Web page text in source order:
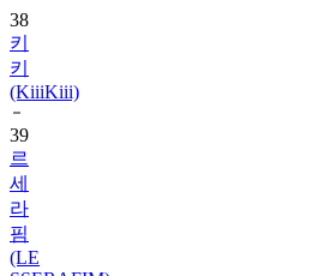
38
키
키
(KiiiKiii)
39
르
세
라
핌
(LE